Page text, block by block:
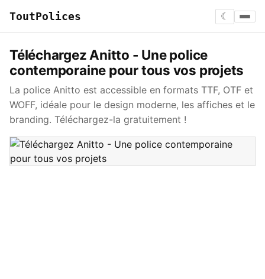
ToutPolices ☾
Téléchargez Anitto - Une police
contemporaine pour tous vos projets
La police Anitto est accessible en formats TTF, OTF et
WOFF, idéale pour le design moderne, les affiches et le
branding. Téléchargez-la gratuitement !